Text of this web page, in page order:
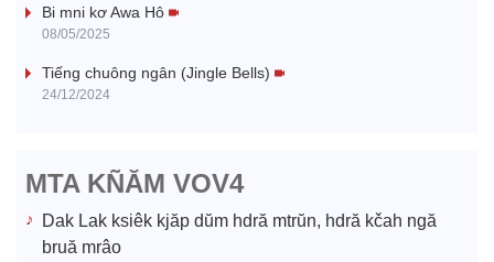
i
o
Bi mni kơ Awa Hô
08/05/2025
Tiếng chuông ngân (Jingle Bells)
24/12/2024
MTA KÑĂM VOV4
Dak Lak ksiêk kjăp dŭm hdră mtrŭn, hdră kčah ngă
bruă mrâo